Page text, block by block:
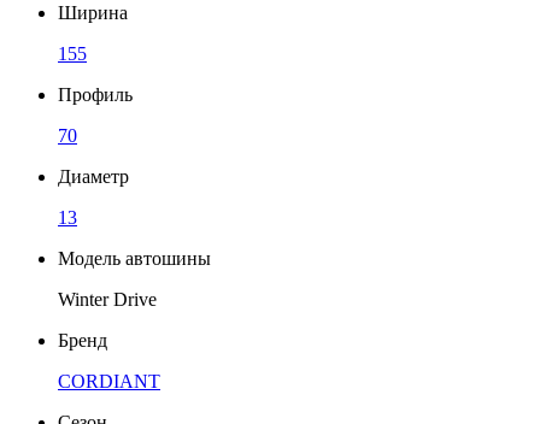
Ширина
155
Профиль
70
Диаметр
13
Модель автошины
Winter Drive
Бренд
CORDIANT